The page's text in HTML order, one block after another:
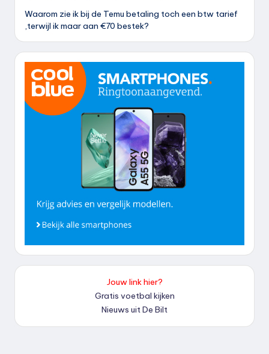
Waarom zie ik bij de Temu betaling toch een btw tarief
,terwijl ik maar aan €70 bestek?
Jouw link hier?
Gratis voetbal kijken
Nieuws uit De Bilt